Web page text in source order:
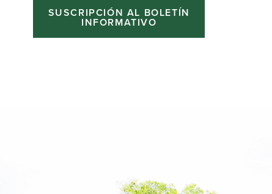
SUSCRIPCIÓN AL BOLETÍN
INFORMATIVO